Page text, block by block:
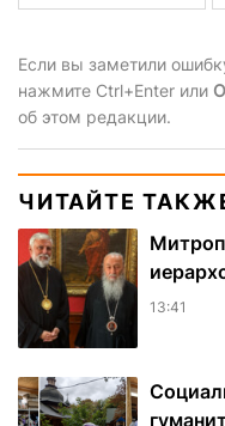
Если вы заметили
нажмите Ctrl+Enter или
об этом редакции.
ЧИТАЙТЕ
13:41